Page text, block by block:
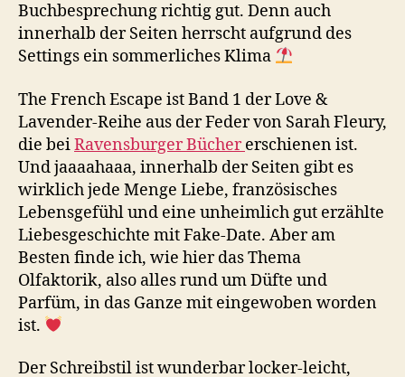
Buchbesprechung richtig gut. Denn auch
innerhalb der Seiten herrscht aufgrund des
Settings ein sommerliches Klima
The French Escape ist Band 1 der Love &
Lavender-Reihe aus der Feder von Sarah Fleury,
die beiRavensburger Büchererschienen ist.
Und jaaaahaaa, innerhalb der Seiten gibt es
wirklich jede Menge Liebe, französisches
Lebensgefühl und eine unheimlich gut erzählte
Liebesgeschichte mit Fake-Date. Aber am
Besten finde ich, wie hier das Thema
Olfaktorik, also alles rund um Düfte und
Parfüm, in das Ganze mit eingewoben worden
ist.
Der Schreibstil ist wunderbar locker-leicht,